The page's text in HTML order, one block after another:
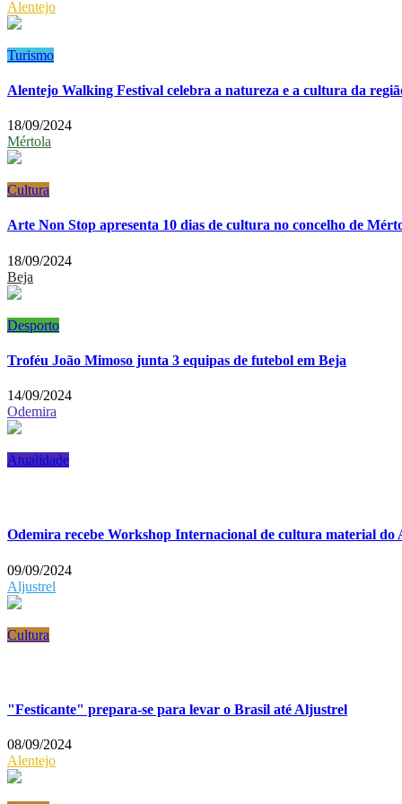
Alentejo
Turismo
Alentejo Walking Festival celebra a natureza e a cultura da
18/09/2024
Mértola
Cultura
Arte Non Stop apresenta 10 dias de cultura no concelho de
18/09/2024
Beja
Desporto
Troféu João Mimoso junta 3 equipas de futebol em Beja
14/09/2024
Odemira
Atualidade
Odemira recebe Workshop Internacional de cultura material do
09/09/2024
Aljustrel
Cultura
"Festicante" prepara-se para levar o Brasil até Aljustrel
08/09/2024
Alentejo